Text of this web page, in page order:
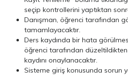
seçip kontrollerini yaptıktan
Danışman, öğrenci tarafından
tamamlayacaktır.
Ders kaydında bir hata
öğrenci tarafından
kaydını onaylanacaktır.
Sisteme giriş konusunda sorun